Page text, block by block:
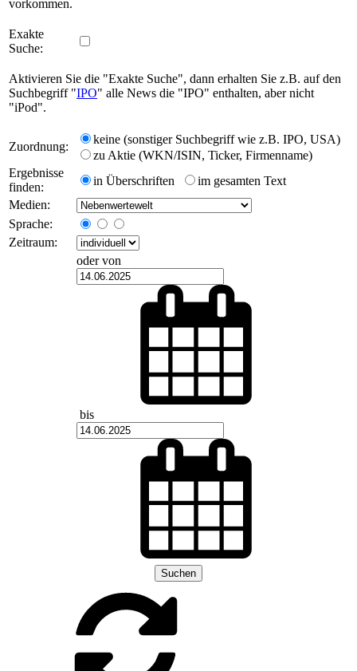
vorkommen.
Exakte
Suche:
Aktivieren Sie die "Exakte Suche", dann erhalten Sie z.B. auf den
Suchbegriff "IPO" alle News die "IPO" enthalten, aber nicht
"iPod".
Zuordnung:
keine (sonstiger Suchbegriff wie z.B. IPO, USA)
zu Aktie (WKN/ISIN, Ticker, Firmenname)
Ergebnisse
finden:
in Überschriften
im gesamten Text
Medien:
Sprache:
Zeitraum:
oder von
bis
Suchen